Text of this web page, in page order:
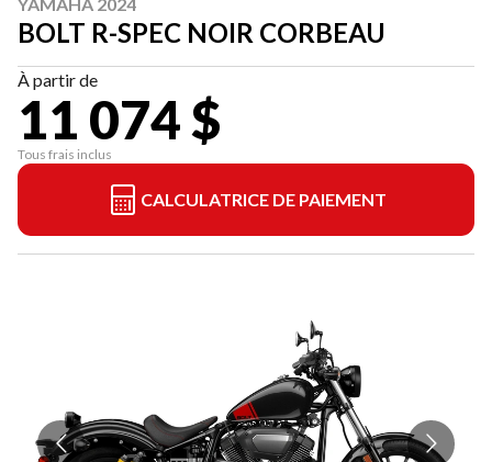
BOLT R-SPEC NOIR CORBEAU
À partir de
11 074 $
Tous frais inclus
CALCULATRICE DE PAIEMENT